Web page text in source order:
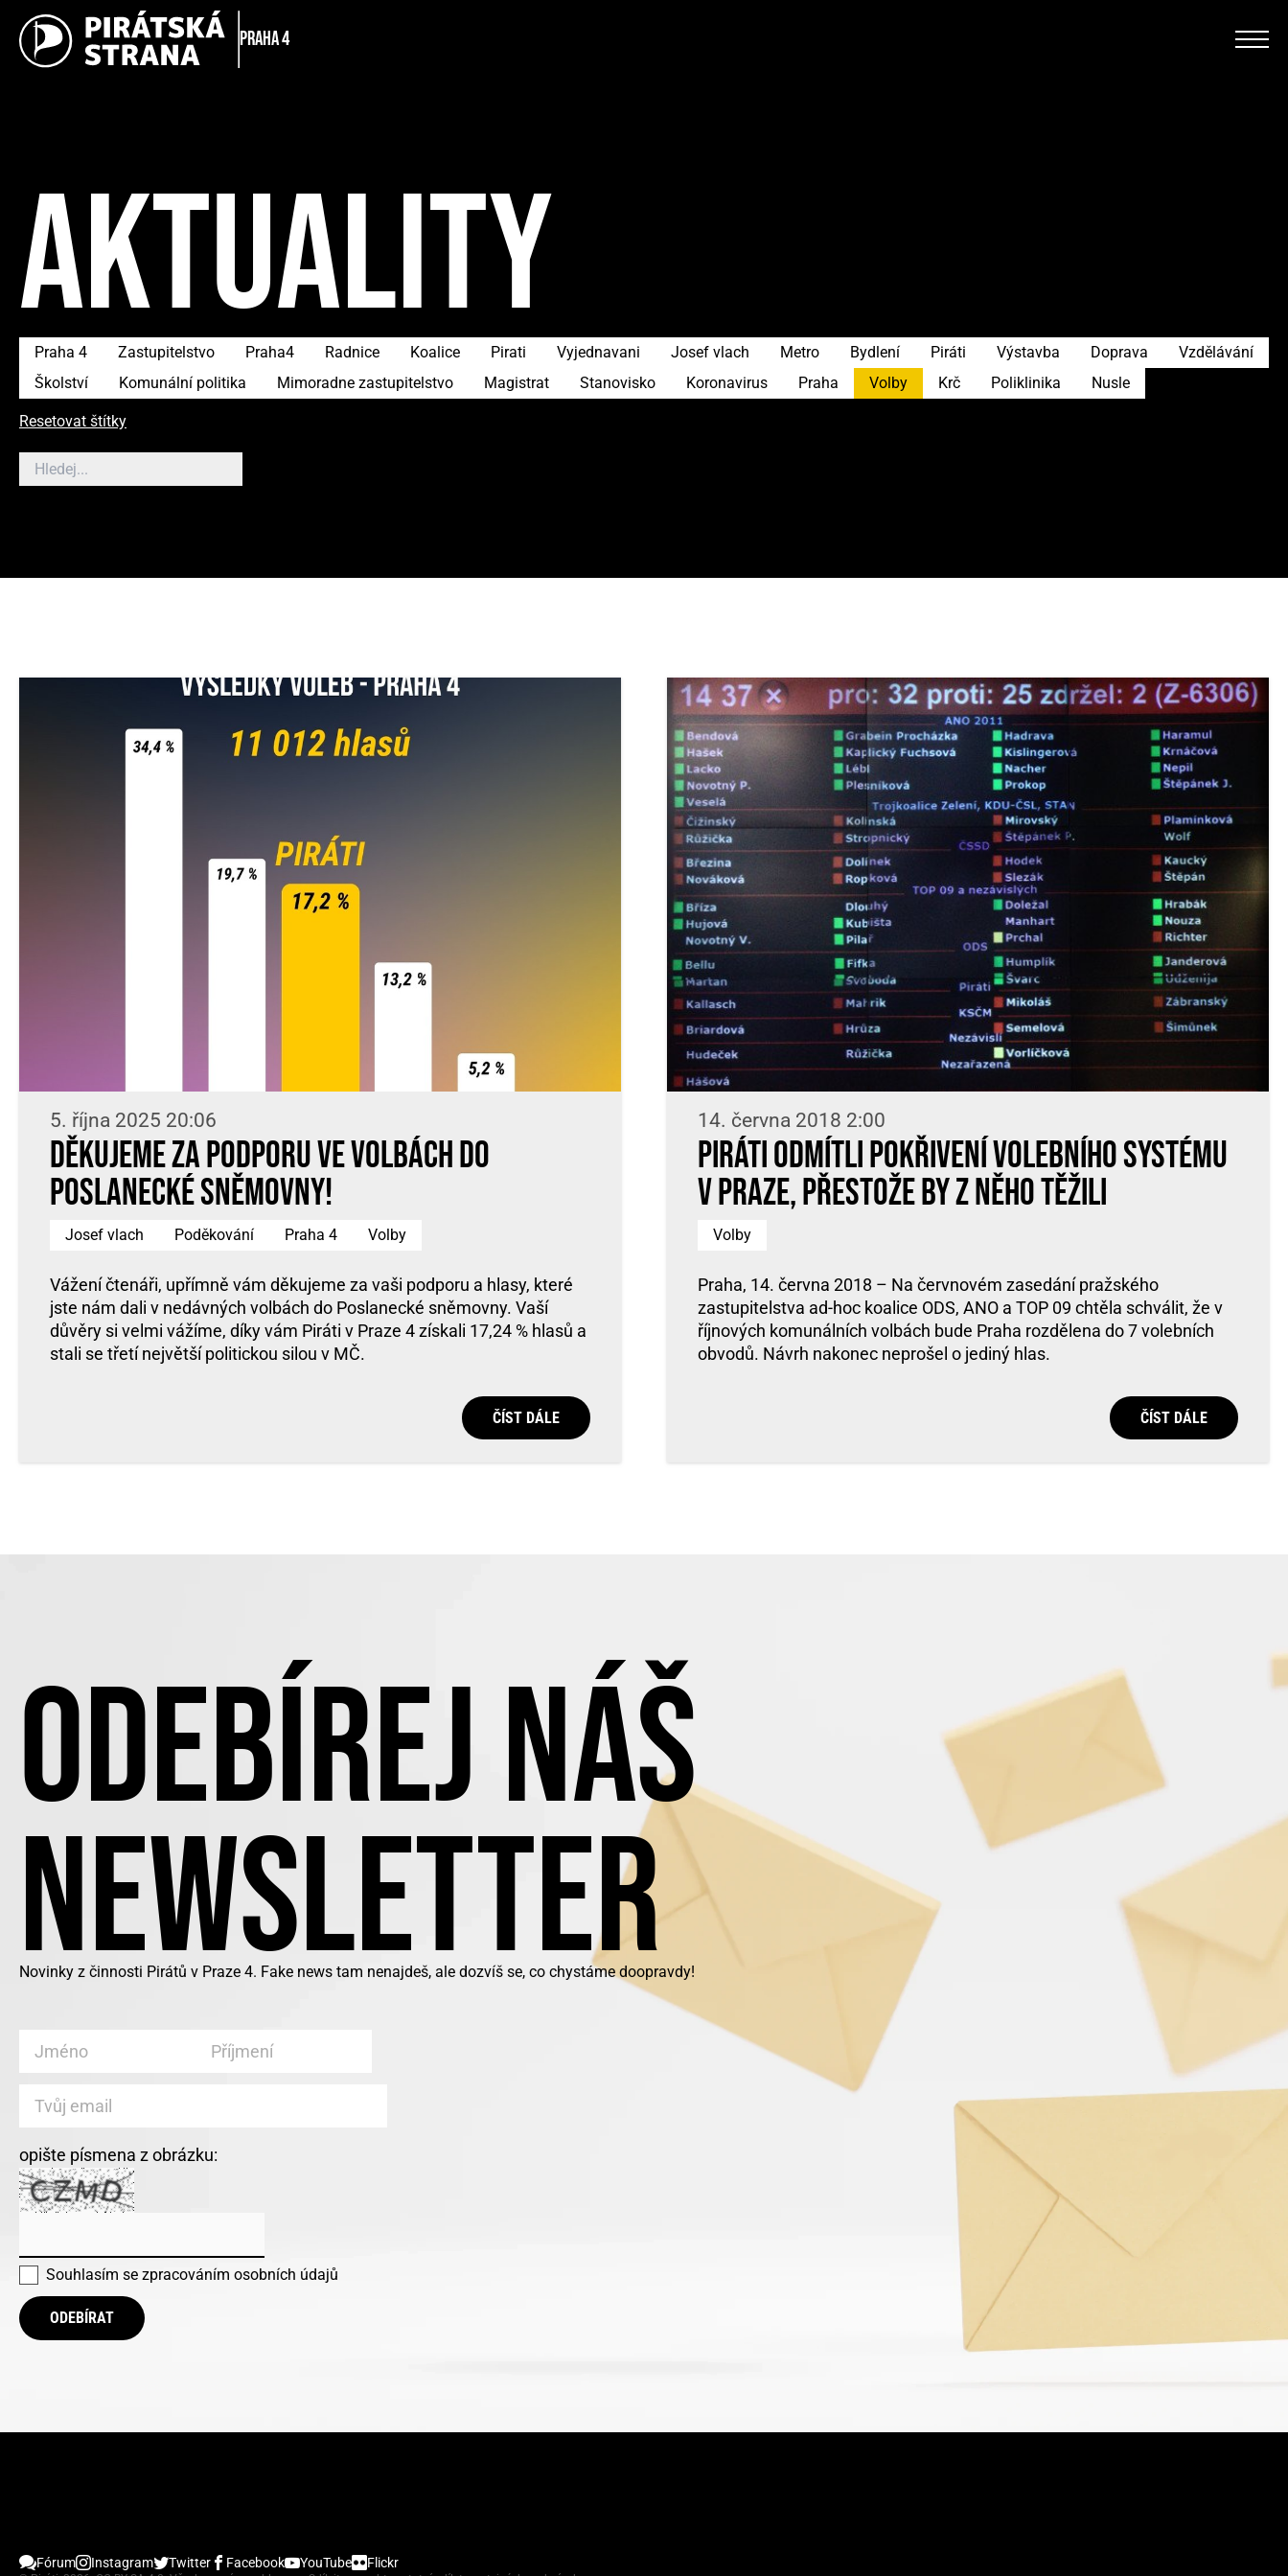
Praha 4
AKTUALITY
Praha 4 Zastupitelstvo Praha4 Radnice Koalice Pirati Vyjednavani Josef vlach Metro Bydlení Piráti Výstavba Doprava
Vzdělávání
Školství
Komunální politika Mimoradne zastupitelstvo Magistrat Stanovisko Koronavirus Praha Volby Krč Poliklinika Nusle
Resetovat štítky
5. října 2025 20:06
Děkujeme za podporu ve volbách do
Poslanecké sněmovny!
Josef vlach Poděkování Praha 4 Volby
Vážení čtenáři, upřímně vám děkujeme za vaši podporu a hlasy, které
jste nám dali v nedávných volbách do Poslanecké sněmovny. Vaší
důvěry si velmi vážíme, díky vám Piráti v Praze 4 získali 17,24 % hlasů a
stali se třetí největší politickou silou v MČ.
ČÍST DÁLE
14. června 2018 2:00
Piráti odmítli pokřivení volebního systému
v Praze, přestože by z něho těžili
Volby
Praha, 14. června 2018 – Na červnovém zasedání pražského
zastupitelstva ad-hoc koalice ODS, ANO a TOP 09 chtěla schválit, že v
říjnových komunálních volbách bude Praha rozdělena do 7 volebních
obvodů. Návrh nakonec neprošel o jediný hlas.
ČÍST DÁLE
ODEBÍREJ NÁŠ
NEWSLETTER
Novinky z činnosti Pirátů v Praze 4. Fake news tam nenajdeš, ale dozvíš se, co chystáme doopravdy!
opište písmena z obrázku:
Souhlasím se zpracováním osobních údajů
ODEBÍRAT
Fórum Instagram Twitter Facebook YouTube Flickr